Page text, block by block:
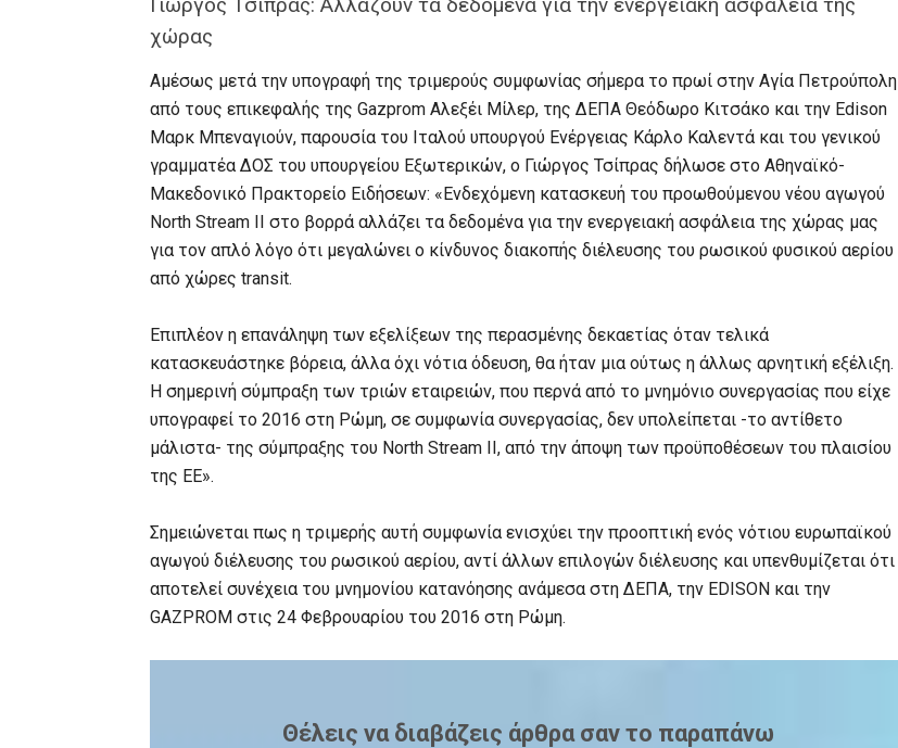
χώρας
Αμέσως μετά την υπογραφή της τριμερούς συμφωνίας σήμερα το πρωί στην Αγία Πετρούπολη
από τους επικεφαλής της Gazprom Αλεξέι Μίλερ, της ΔΕΠΑ Θεόδωρο Κιτσάκο και την Edison
Μαρκ Μπεναγιούν, παρουσία του Ιταλού υπουργού Ενέργειας Κάρλο Καλεντά και του γενικού
γραμματέα ΔΟΣ του υπουργείου Εξωτερικών, ο Γιώργος Τσίπρας δήλωσε στο Αθηναϊκό-
Μακεδονικό Πρακτορείο Ειδήσεων: «Ενδεχόμενη κατασκευή του προωθούμενου νέου αγωγού
North Stream II στο βορρά αλλάζει τα δεδομένα για την ενεργειακή ασφάλεια της χώρας μας
για τον απλό λόγο ότι μεγαλώνει ο κίνδυνος διακοπής διέλευσης του ρωσικού φυσικού αερίου
από χώρες transit.
Επιπλέον η επανάληψη των εξελίξεων της περασμένης δεκαετίας όταν τελικά
κατασκευάστηκε βόρεια, άλλα όχι νότια όδευση, θα ήταν μια ούτως η άλλως αρνητική εξέλιξη.
Η σημερινή σύμπραξη των τριών εταιρειών, που περνά από το μνημόνιο συνεργασίας που είχε
υπογραφεί το 2016 στη Ρώμη, σε συμφωνία συνεργασίας, δεν υπολείπεται -το αντίθετο
μάλιστα- της σύμπραξης του North Stream II, από την άποψη των προϋποθέσεων του πλαισίου
της ΕΕ».
Σημειώνεται πως η τριμερής αυτή συμφωνία ενισχύει την προοπτική ενός νότιου ευρωπαϊκού
αγωγού διέλευσης του ρωσικού αερίου, αντί άλλων επιλογών διέλευσης και υπενθυμίζεται ότι
αποτελεί συνέχεια του μνημονίου κατανόησης ανάμεσα στη ΔΕΠΑ, την EDISON και την
GAZPROM στις 24 Φεβρουαρίου του 2016 στη Ρώμη.
Θέλεις να διαβάζεις άρθρα σαν το παραπάνω